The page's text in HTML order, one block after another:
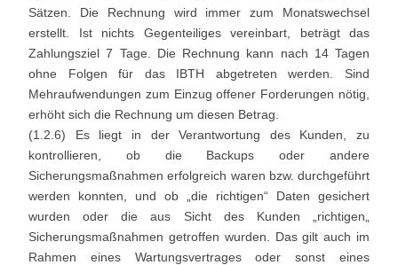
Sätzen. Die Rechnung wird immer zum Monatswechsel
erstellt. Ist nichts Gegenteiliges vereinbart, beträgt das
Zahlungsziel 7 Tage. Die Rechnung kann nach 14 Tagen
ohne Folgen für das IBTH abgetreten werden. Sind
Mehraufwendungen zum Einzug offener Forderungen nötig,
erhöht sich die Rechnung um diesen Betrag.
(1.2.6) Es liegt in der Verantwortung des Kunden, zu
kontrollieren, ob die Backups oder andere
Sicherungsmaßnahmen erfolgreich waren bzw. durchgeführt
werden konnten, und ob „die richtigen“ Daten gesichert
wurden oder die aus Sicht des Kunden „richtigen„
Sicherungsmaßnahmen getroffen wurden. Das gilt auch im
Rahmen eines Wartungsvertrages oder sonst eines